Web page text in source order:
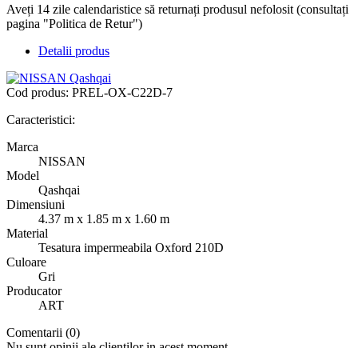
Aveți 14 zile calendaristice să returnați produsul nefolosit (consultați
pagina "Politica de Retur")
Detalii produs
Cod produs: PREL-OX-C22D-7
Caracteristici:
Marca
NISSAN
Model
Qashqai
Dimensiuni
4.37 m x 1.85 m x 1.60 m
Material
Tesatura impermeabila Oxford 210D
Culoare
Gri
Producator
ART
Comentarii (0)